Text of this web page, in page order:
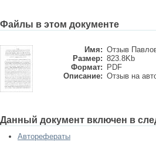
Файлы в этом документе
Имя: Отзыв
Размер: 823.8Kb
Формат:
PDF
Описание: Отзыв на
Данный документ включен в
Авторефераты